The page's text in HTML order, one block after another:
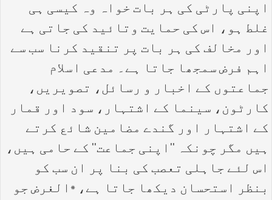
اپنی پارٹی کی ہر بات خواہ وہ کیسی ہی
غلط ہو، اس کی حمایت وتائید کی جاتی ہے
اور مخالف کی ہر بات پر تنقید کرنا سب سے
اہم فرض سمجھا جاتا ہے۔ مدعی اسلام
جماعتوں کے اخبار و رسائل، تصویریں،
کارٹون، سینما کے اشتہار، سود اور قمار
کے اشتہار اور گندے مضامین شائع کرتے
ہیں مگر چونکہ ''اپنی جماعت'' کے حامی ہیں،
اس لئے جاہلی تعصب کی بنا پر ان سب کو
بنظر استحسان دیکھا جاتا ہے، *الغرض جو